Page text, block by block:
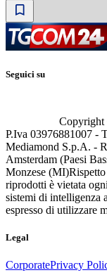
Seguici su
P.Iva 03976881007 -
Mediamond S.p.A. -
Amsterdam (Paesi
Monzese (MI)
riprodotti è vietata
sistemi di intelligenza
espresso di utilizzare
Legal
CorporatePrivacy